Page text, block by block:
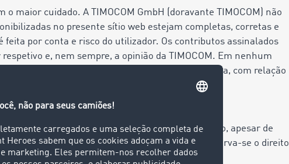
maior cuidado. A TIMOCOM GmbH (doravante TIMOCOM) não
no presente sítio web estejam completas, corretas e
feita por conta e risco do utilizador. Os contributos assinalados
e, nem sempre, a opinião da TIMOCOM. Em nenhum
promessas ou garantias, nem sequer implícita, com relação
o serviço de forma ininterrupta. No entanto, apesar de
períodos de indisponibilidade. A TIMOCOM reserva-se o direito